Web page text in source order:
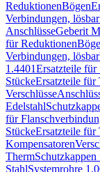
ReduktionenBögen
Verbindungen, lösbar
AnschlüsseGeberit
für Reduktionen
Verbindungen, lösbar
1.4401Ersatzteile für
StückeErsatzteile für
Verschlüsse
Edelstahl
für
StückeErsatzteile für
Kompensatoren
Therm
StahlSystemrohre